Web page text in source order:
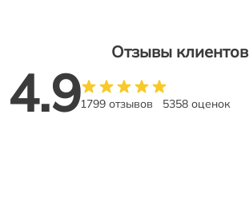
Отзывы клиентов
4.91799 отзывов 5358 оценок